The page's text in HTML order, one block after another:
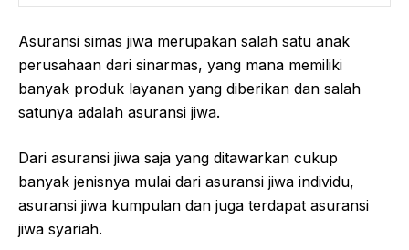
Asuransi simas jiwa merupakan salah satu anak
perusahaan dari sinarmas, yang mana memiliki
banyak produk layanan yang diberikan dan salah
satunya adalah asuransi jiwa.
Dari asuransi jiwa saja yang ditawarkan cukup
banyak jenisnya mulai dari asuransi jiwa individu,
asuransi jiwa kumpulan dan juga terdapat asuransi
jiwa syariah.